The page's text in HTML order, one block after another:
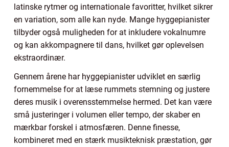
latinske rytmer og internationale favoritter, hvilket sikrer
en variation, som alle kan nyde. Mange hyggepianister
tilbyder også muligheden for at inkludere vokalnumre
og kan akkompagnere til dans, hvilket gør oplevelsen
ekstraordinær.
Gennem årene har hyggepianister udviklet en særlig
fornemmelse for at læse rummets stemning og justere
deres musik i overensstemmelse hermed. Det kan være
små justeringer i volumen eller tempo, der skaber en
mærkbar forskel i atmosfæren. Denne finesse,
kombineret med en stærk musikteknisk præstation, gør